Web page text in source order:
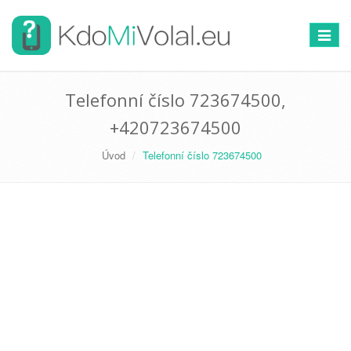
Telefonní číslo 723674500,
+420723674500
Úvod Telefonní číslo 723674500